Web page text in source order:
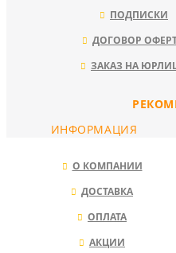
ПОДПИСКИ
ДОГОВОР
ЗАКАЗ НА
ИНФОРМАЦИЯ
О КОМПАНИИ
ДОСТАВКА
ОПЛАТА
АКЦИИ